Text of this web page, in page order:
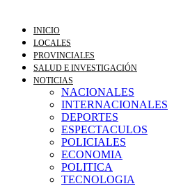
INICIO
LOCALES
PROVINCIALES
SALUD E INVESTIGACIÓN
NOTICIAS
NACIONALES
INTERNACIONALES
DEPORTES
ESPECTACULOS
POLICIALES
ECONOMIA
POLITICA
TECNOLOGIA